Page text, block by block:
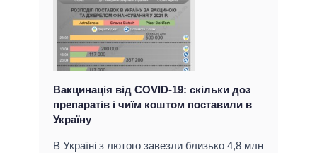
Вакцинація від COVID-19: скільки доз
препаратів і чиїм коштом поставили в
Україну
В Україні з лютого завезли близько 4,8 млн